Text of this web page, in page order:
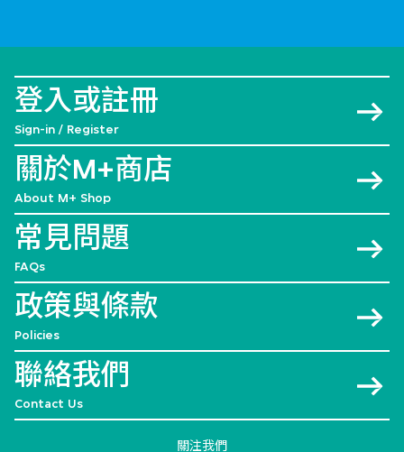
登入或註冊
Sign-in / Register
關於M+商店
About M+ Shop
常見問題
FAQs
政策與條款
Policies
聯絡我們
Contact Us
關注我們